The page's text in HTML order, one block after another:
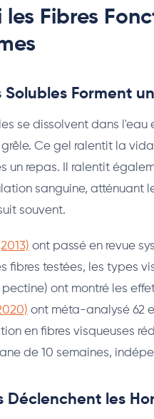
les Fibres
Solubles Forment
se dissolvent dans
Ce gel ralentit la
un repas. Il ralentit
sanguine,
souvent.
ont passé en revue
fibres testées, les types
ont montré les
ont méta-analysé 62
en fibres visqueuses
de 10 semaines,
Déclenchent les